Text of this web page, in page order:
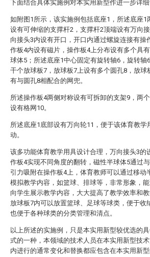
下面结合具体实施例对本实用新型作进一步详细
如附图1所示，该实施例包括底座1，所述底座1
设有可伸缩的支撑杆2，支撑杆2顶端设有万向
向接头3内设有开口，开口内通过螺旋连接有操
作板4内设有磁片，操作板4上分布设有多个具
球体5；所述底座1中心固定有旋转轴6，旋转轴
干个放球板7，放球板7上设有多个圆孔8，放球
有与圆孔8相配合的网兜。
所述操作板4两侧对称设有可拆卸的支架9，两
设有格网10。
所述底座1底部设有万向轮11，便于该体育教学
动。
该多功能体育教学用具设计合理，万向接头3的
作板4实现不同角度的翻转，磁性半球体5通过
引力吸附在操作板4上，体育教师可以通过移动
模拟教学内容，如篮球、排球等，非常形象，
向学生展示教学内容，大大提高了教学效率和教
放球板7内可以放置篮球、足球等球类，便于收
也便于各种球类的分类管理和清点。
以上所述的实施例，只是本实用新型较优选的
式的一种，本领域的技术人员在本实用新型技
内进行的通常变化和替换都应包含在本实用新